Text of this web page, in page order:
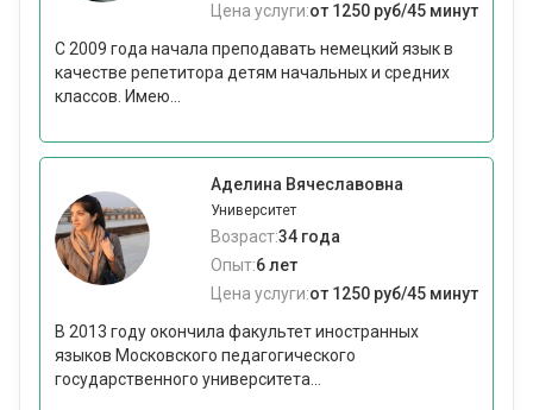
Цена услуги:от 1250 руб/45 минут
С 2009 года начала преподавать немецкий язык в
качестве репетитора детям начальных и средних
классов. Имею...
Аделина Вячеславовна
Университет
Возраст:34 года
Опыт:6 лет
Цена услуги:от 1250 руб/45 минут
В 2013 году окончила факультет иностранных
языков Московского педагогического
государственного университета...